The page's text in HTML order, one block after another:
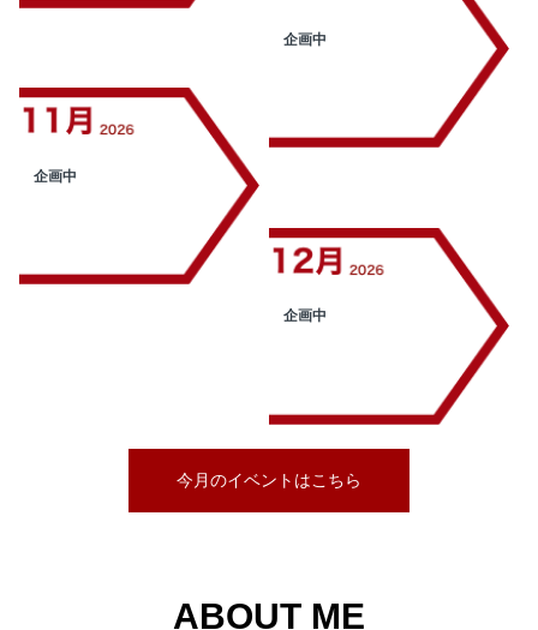
企画中
企画中
企画中
今月のイベントはこちら
ABOUT ME